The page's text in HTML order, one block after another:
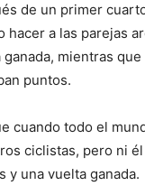
de un primer
hacer a las parejas
ganada, mientras
puntos.
cuando todo el
ciclistas, pero ni
y una vuelta ganada.